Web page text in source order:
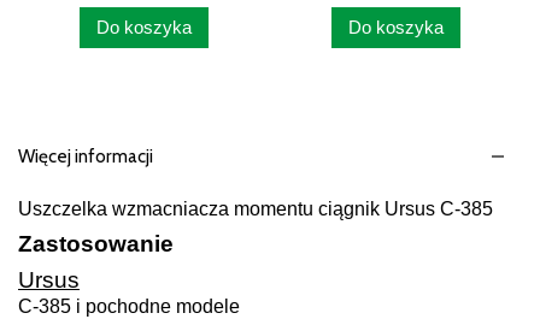
Do koszyka
Do koszyka
Więcej informacji
Uszczelka wzmacniacza momentu ciągnik Ursus C-385
Zastosowanie
Ursus
C-385 i pochodne modele